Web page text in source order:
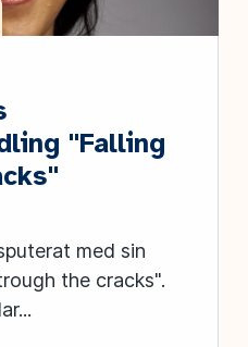
"Falling
med sin
the cracks".